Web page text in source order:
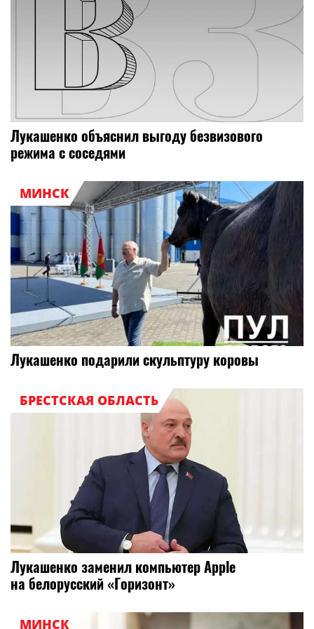
Лукашенко объяснил выгоду безвизового
режима с соседями
МИНСК
Лукашенко подарили скульптуру коровы
БРЕСТСКАЯ ОБЛАСТЬ
Лукашенко заменил компьютер Apple
на белорусский «Горизонт»
МИНСК